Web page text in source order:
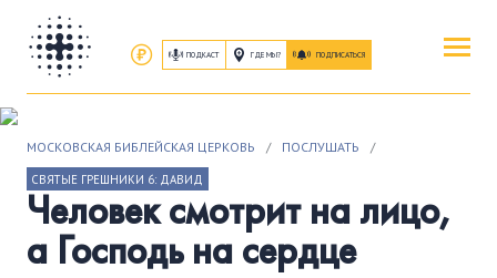
ПОДКАСТ ГДЕ МЫ? ПОДПИСАТЬСЯ
ОБ ИИСУСЕ ХРИСТЕ
ПОСЕТИТЬ
КАК ПРОЕХАТЬ|О ЦЕРКВИ
МОСКОВСКАЯ БИБЛЕЙСКАЯ ЦЕРКОВЬ / ПОСЛУШАТЬ /
СВЯТЫЕ ГРЕШНИКИ 6: ДАВИД
Человек смотрит на лицо,
а Господь на сердце